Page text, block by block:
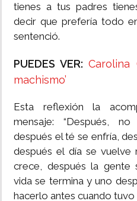
tienes a tus padres
decir que prefería todo
sentenció.
PUEDES VER:Carolina
machismo’
Esta reflexión la
mensaje: “Después,
después el té se enfría,
después el día se vuelve
crece, después la gente
vida se termina y uno
hacerlo antes cuando tuvo